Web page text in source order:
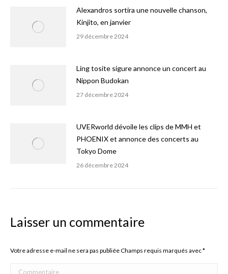
Alexandros sortira une nouvelle chanson,
Kinjito, en janvier
29 décembre 2024
Ling tosite sigure annonce un concert au
Nippon Budokan
27 décembre 2024
UVERworld dévoile les clips de MMH et
PHOENIX et annonce des concerts au
Tokyo Dome
26 décembre 2024
Laisser un commentaire
Votre adresse e-mail ne sera pas publiée Champs requis marqués avec*
Commentaire